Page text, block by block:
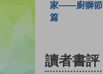
家——廚獅節
篇
讀者書評